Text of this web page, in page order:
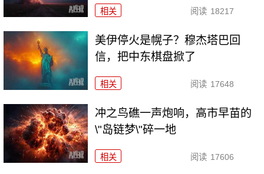
相关 阅读 18217
美伊停火是幌子？穆杰塔巴回
信，把中东棋盘掀了
相关 阅读 17648
冲之鸟礁一声炮响，高市早苗的
\"岛链梦\"碎一地
相关 阅读 17606